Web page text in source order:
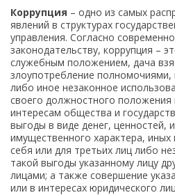
Коррупция – одно из самых
явлений в структурах
управления. Согласно
законодательству, коррупция –
служебным положением, дача
злоупотребление полномочиями,
либо иное незаконное
своего должностного положения
интересам общества и
выгоды в виде денег, ценностей,
имущественного характера,
себя или для третьих лиц либо
такой выгоды указанному лицу
лицами; а также совершение
или в интересах юридического